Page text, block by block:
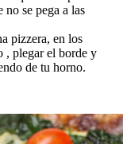
no se pega a las
pizzera, en los
, plegar el borde y
de tu horno.